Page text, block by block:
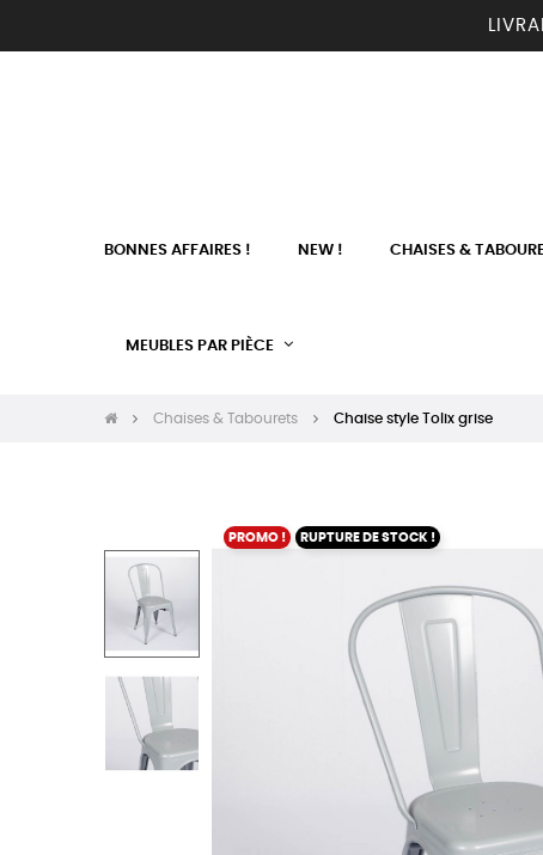
BONNES AFFAIRES ! NEW ! CHAISES &
MEUBLES PAR PIÈCE
Chaises & Tabourets Chaise style Tolix grise
PROMO ! RUPTURE DE STOCK !